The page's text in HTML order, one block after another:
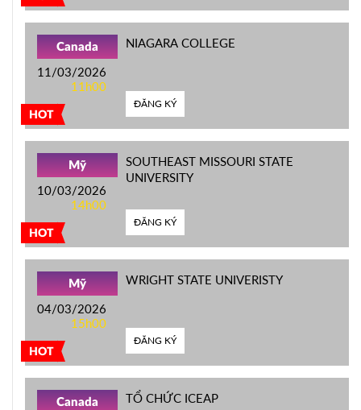
HOT
Canada
11/03/2026
11h00
NIAGARA COLLEGE
ĐĂNG KÝ
HOT
Mỹ
10/03/2026
14h00
SOUTHEAST MISSOURI STATE
UNIVERSITY
ĐĂNG KÝ
HOT
Mỹ
04/03/2026
15h00
WRIGHT STATE UNIVERISTY
ĐĂNG KÝ
Canada TỔ CHỨC ICEAP